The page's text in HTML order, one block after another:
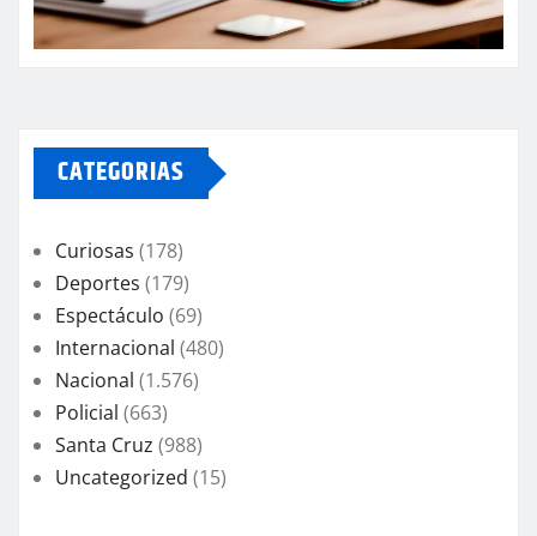
CATEGORIAS
Curiosas (178)
Deportes (179)
Espectáculo (69)
Internacional (480)
Nacional (1.576)
Policial (663)
Santa Cruz (988)
Uncategorized (15)